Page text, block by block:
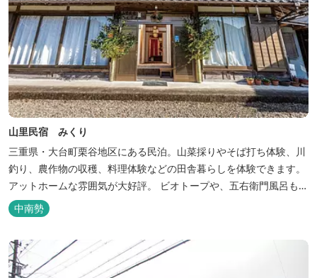
山里民宿 みくり
三重県・大台町栗谷地区にある民泊。山菜採りやそば打ち体験、川
釣り、農作物の収穫、料理体験などの田舎暮らしを体験できます。
アットホームな雰囲気が大好評。 ビオトープや、五右衛門風呂も楽
しめます。6月はホタル観賞が人気。 夜になると周囲は真っ暗。都
会には無い闇の中を飛び交うヒメホタル・ヘイケボタルを観賞した
しい声を聞く事ができた...
中南勢